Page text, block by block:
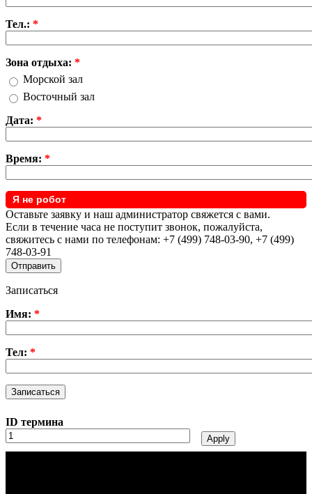
Тел.: *
Зона отдыха: *
Морской зал
Восточный зал
Дата: *
Время: *
Я не робот
Оставьте заявку и наш администратор свяжется с вами.
Если в течение часа не поступит звонок, пожалуйста,
свяжитесь с нами по телефонам: +7 (499) 748-03-90, +7 (499)
748-03-91
Записаться
Имя: *
Тел: *
ID термина